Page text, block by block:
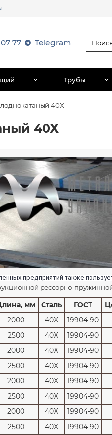
77 Telegram
Трубы
40Х
40Х
предприятий также
рессорно-пружинной
мм Сталь ГОСТ
2000 40Х 19904-90
2500 40Х 19904-90
2000 40Х 19904-90
2500 40Х 19904-90
2000 40Х 19904-90
2500 40Х 19904-90
2000 40Х 19904-90
2500 40Х 19904-90